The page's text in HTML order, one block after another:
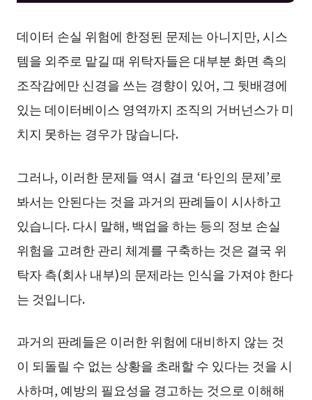
데이터 손실 위험에 한정된 문제는 아니지만, 시스
템을 외주로 맡길 때 위탁자들은 대부분 화면 측의
조작감에만 신경을 쓰는 경향이 있어, 그 뒷배경에
있는 데이터베이스 영역까지 조직의 거버넌스가 미
치지 못하는 경우가 많습니다.
그러나, 이러한 문제들 역시 결코 ‘타인의 문제’로
봐서는 안된다는 것을 과거의 판례들이 시사하고
있습니다. 다시 말해, 백업을 하는 등의 정보 손실
위험을 고려한 관리 체계를 구축하는 것은 결국 위
탁자 측(회사 내부)의 문제라는 인식을 가져야 한다
는 것입니다.
과거의 판례들은 이러한 위험에 대비하지 않는 것
이 되돌릴 수 없는 상황을 초래할 수 있다는 것을 시
사하며, 예방의 필요성을 경고하는 것으로 이해해